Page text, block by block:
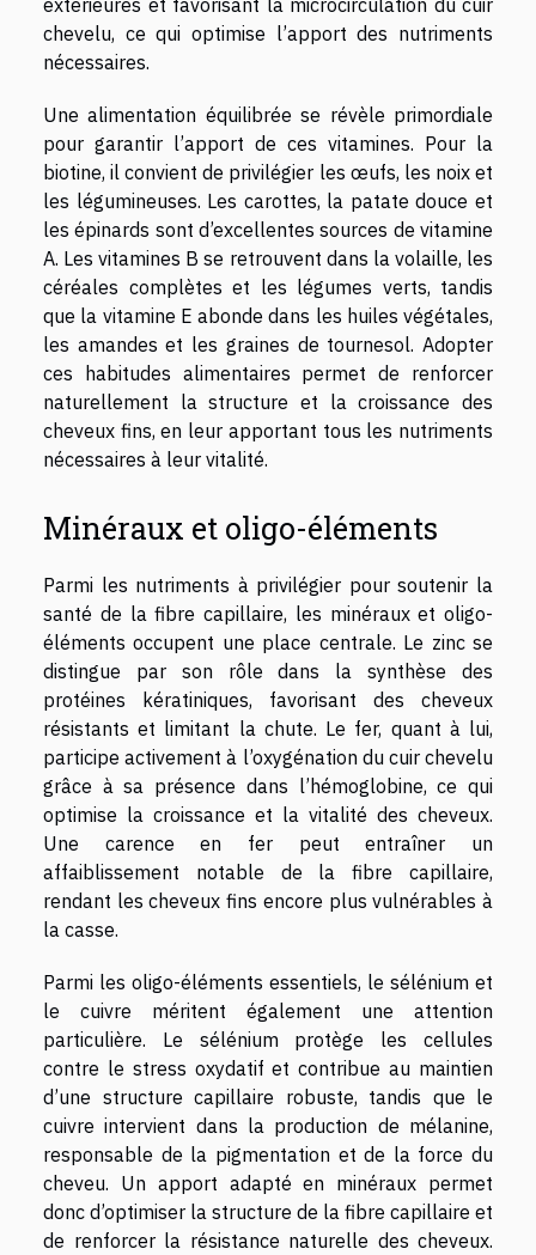
chevelu, ce qui optimise l’apport des nutriments
nécessaires.
Une alimentation équilibrée se révèle primordiale
pour garantir l’apport de ces vitamines. Pour la
biotine, il convient de privilégier les œufs, les noix et
les légumineuses. Les carottes, la patate douce et
les épinards sont d’excellentes sources de vitamine
A. Les vitamines B se retrouvent dans la volaille, les
céréales complètes et les légumes verts, tandis
que la vitamine E abonde dans les huiles végétales,
les amandes et les graines de tournesol. Adopter
ces habitudes alimentaires permet de renforcer
naturellement la structure et la croissance des
cheveux fins, en leur apportant tous les nutriments
nécessaires à leur vitalité.
Minéraux et oligo-éléments
Parmi les nutriments à privilégier pour soutenir la
santé de la fibre capillaire, les minéraux et oligo-
éléments occupent une place centrale. Le zinc se
distingue par son rôle dans la synthèse des
protéines kératiniques, favorisant des cheveux
résistants et limitant la chute. Le fer, quant à lui,
participe activement à l’oxygénation du cuir chevelu
grâce à sa présence dans l’hémoglobine, ce qui
optimise la croissance et la vitalité des cheveux.
Une carence en fer peut entraîner un
affaiblissement notable de la fibre capillaire,
rendant les cheveux fins encore plus vulnérables à
la casse.
Parmi les oligo-éléments essentiels, le sélénium et
le cuivre méritent également une attention
particulière. Le sélénium protège les cellules
contre le stress oxydatif et contribue au maintien
d’une structure capillaire robuste, tandis que le
cuivre intervient dans la production de mélanine,
responsable de la pigmentation et de la force du
cheveu. Un apport adapté en minéraux permet
donc d’optimiser la structure de la fibre capillaire et
de renforcer la résistance naturelle des cheveux.